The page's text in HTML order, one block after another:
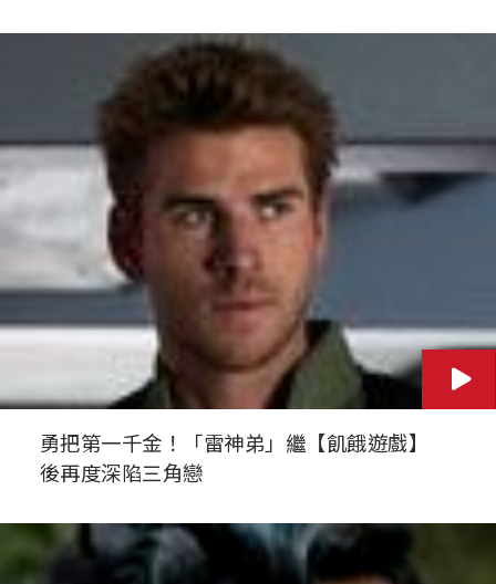
勇把第一千金！「雷神弟」繼【飢餓遊戲】
後再度深陷三角戀